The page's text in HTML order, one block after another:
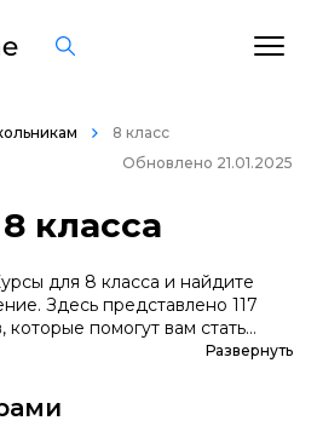
8 класс
Обновлено 21.01.2025
класса
для 8 класса и найдите
Здесь представлено 117
которые помогут вам стать
А если вы не уверены в
обучающих программ по
формату, отзывам, условиям
Развернуть